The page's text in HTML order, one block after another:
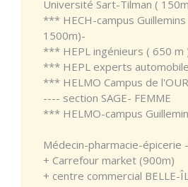
Université Sart-Tilman (
*** HECH-campus Guillemins
1500m)-
*** HEPL ingénieurs ( 650 m
*** HEPL experts
*** HELMO Campus de
---- section SAGE- FEMME
*** HELMO-campus
Médecin-pharmacie-épicerie
+ Carrefour market (900m)
+ centre commercial BELLE-